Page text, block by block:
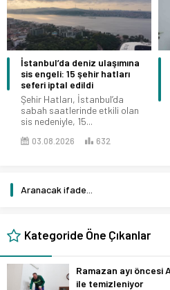
İstanbul’da deniz ulaşımına
sis engeli: 15 şehir hatları
seferi iptal edildi
Şehir Hatları, İstanbul’da
sabah saatlerinde etkili olan
sis nedeniyle, 15...
03.08.2026 632
Kategoride Öne Çıkanlar
Ramazan ayı öncesi
ile temizleniyor